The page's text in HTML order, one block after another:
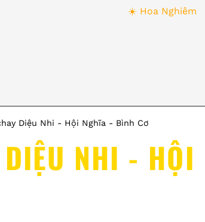
☀️ Hoa Nghiêm
Diệu Nhi - Hội Nghĩa - Bình Cơ
DIỆU NHI -